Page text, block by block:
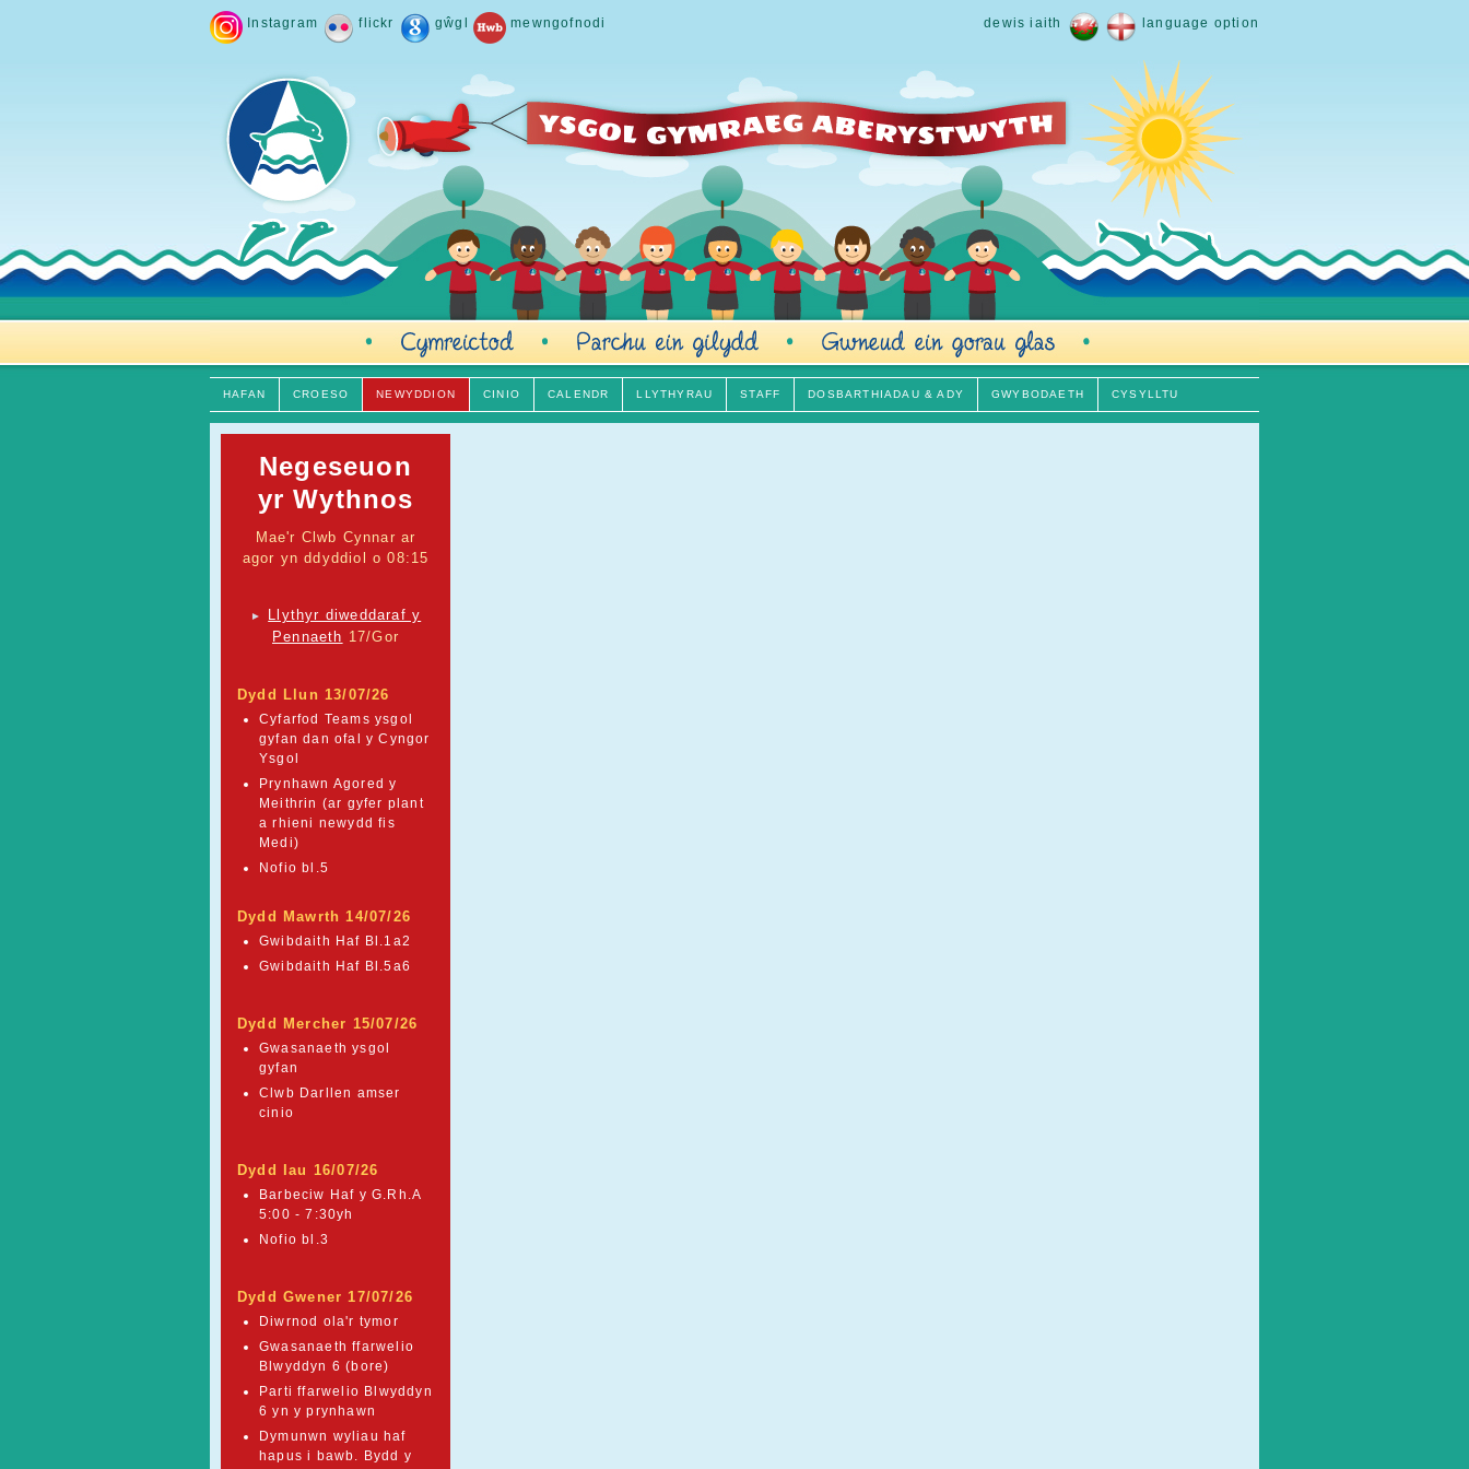
Instagram flickr gŵgl mewngofnodi dewis iaith language option
HAFAN CROESO NEWYDDION CINIO CALENDR LLYTHYRAU STAFF DOSBARTHIADAU & ADY GWYBODAETH CYSYLLTU
Negeseuon
yr Wythnos
Mae'r Clwb Cynnar ar
agor yn ddyddiol o 08:15
►
Llythyr diweddaraf y
Pennaeth 17/Gor
Dydd Llun 13/07/26
Cyfarfod Teams ysgol
gyfan dan ofal y Cyngor
Ysgol
Prynhawn Agored y
Meithrin (ar gyfer plant
a rhieni newydd fis
Medi)
Nofio bl.5
Dydd Mawrth 14/07/26
Gwibdaith Haf Bl.1a2
Gwibdaith Haf Bl.5a6
Dydd Mercher 15/07/26
Gwasanaeth ysgol
gyfan
Clwb Darllen amser
cinio
Dydd Iau 16/07/26
Barbeciw Haf y G.Rh.A
5:00 - 7:30yh
Nofio bl.3
Dydd Gwener 17/07/26
Diwrnod ola'r tymor
Gwasanaeth ffarwelio
Blwyddyn 6 (bore)
Parti ffarwelio Blwyddyn
6 yn y prynhawn
Dymunwn wyliau haf
hapus i bawb. Bydd y